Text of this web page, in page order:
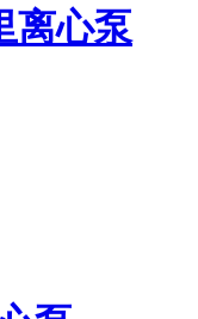
离心泵